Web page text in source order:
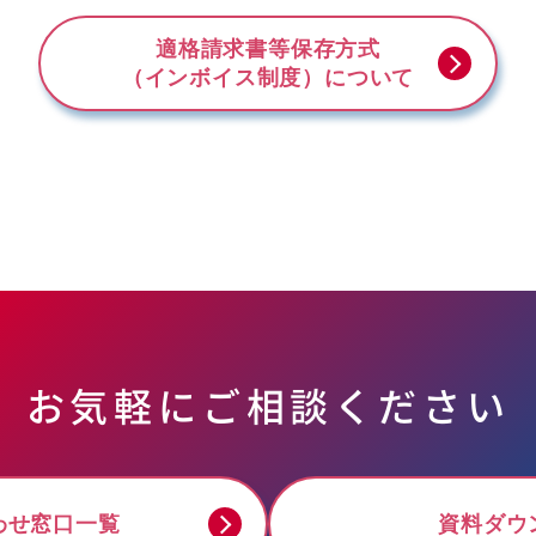
適格請求書等保存方式
（インボイス制度）について
お気軽にご相談ください
せ窓口一覧 資料ダウ